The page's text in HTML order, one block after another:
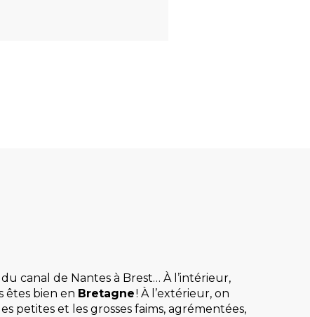
canal de Nantes à Brest… À l’intérieur,
êtes bien en Bretagne! À l’extérieur, on
petites et les grosses faims, agrémentées,